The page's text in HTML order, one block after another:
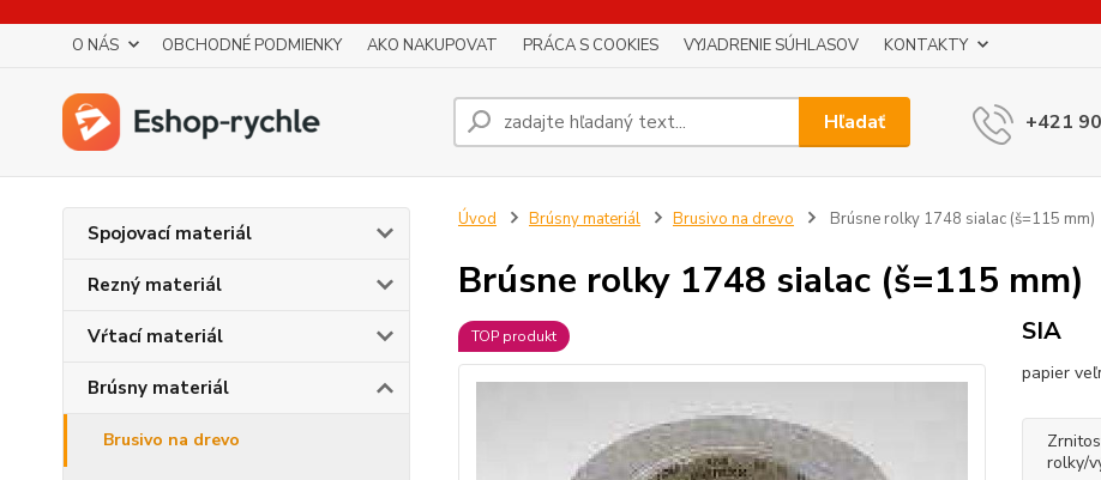
O NÁS OBCHODNÉ PODMIENKY AKO NAKUPOVAT PRÁCA S COOKIES VYJADRENIE SÚHLASOV KONTAKTY
Hľadať +421
Spojovací materiál
Rezný materiál
Vŕtací materiál
Brúsny materiál
Brusivo na drevo
Úvod Brúsny materiál Brusivo na drevo Brúsne rolky 1748 sialac (š=115 mm)
Brúsne rolky 1748 sialac (š=115 mm)
TOP produkt SIA
papier
rolky/